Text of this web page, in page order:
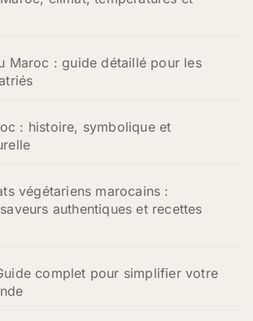
Maroc : guide détaillé pour les
: histoire, symbolique et
végétariens marocains :
authentiques et recettes
complet pour simplifier votre